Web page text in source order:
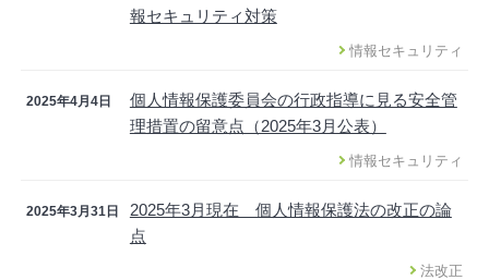
報セキュリティ対策
情報セキュリティ
2025年4月4日
個人情報保護委員会の行政指導に見る安全管
理措置の留意点（2025年3月公表）
情報セキュリティ
2025年3月31日
2025年3月現在 個人情報保護法の改正の論
点
法改正